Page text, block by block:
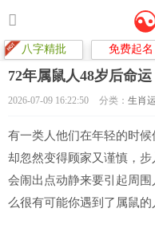
八字精批 免费起名
72年属鼠人48岁后命
2026-07-09 16:22:50 分类： 生肖
有一类人他们在年轻的时
却忽然变得顾家又谨慎，
会闹出点动静来要引起周
么很有可能你遇到了属鼠的